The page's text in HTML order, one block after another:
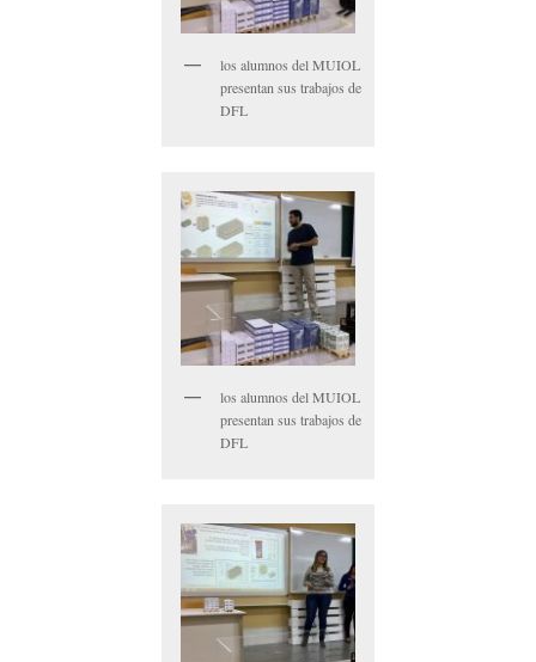
los alumnos del MUIOL
presentan sus trabajos de
DFL
los alumnos del MUIOL
presentan sus trabajos de
DFL